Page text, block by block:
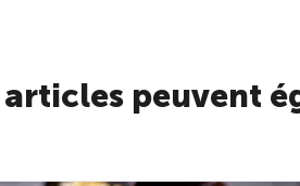
articles peuvent